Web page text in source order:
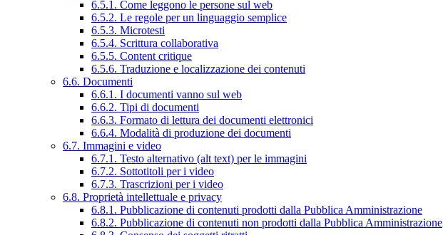
6.5.1. Come leggono le persone sul web
6.5.2. Le regole per un linguaggio semplice
6.5.3. Microtesti
6.5.4. Scrittura collaborativa
6.5.5. Content critique
6.5.6. Traduzione e localizzazione dei contenuti
6.6. Documenti
6.6.1. I documenti vanno sul web
6.6.2. Tipi di documenti
6.6.3. Formato di lettura dei documenti elettronici
6.6.4. Modalità di produzione dei documenti
6.7. Immagini e video
6.7.1. Testo alternativo (alt text) per le immagini
6.7.2. Sottotitoli per i video
6.7.3. Trascrizioni per i video
6.8. Proprietà intellettuale e privacy
6.8.1. Pubblicazione di contenuti prodotti dalla Pubblica Amministrazione
6.8.2. Pubblicazione di contenuti non prodotti dalla Pubblica Amministrazione